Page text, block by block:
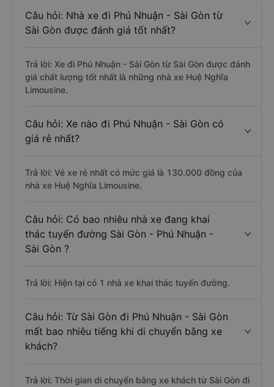
Câu hỏi: Nhà xe đi Phú Nhuận - Sài Gòn từ
Sài Gòn được đánh giá tốt nhất?
Trả lời: Xe đi Phú Nhuận - Sài Gòn từ Sài Gòn được đánh
giá chất lượng tốt nhất là những nhà xe Huệ Nghĩa
Limousine.
Câu hỏi: Xe nào đi Phú Nhuận - Sài Gòn có
giá rẻ nhất?
Trả lời: Vé xe rẻ nhất có mức giá là 130.000 đồng của
nhà xe Huệ Nghĩa Limousine.
Câu hỏi: Có bao nhiêu nhà xe đang khai
thác tuyến đường Sài Gòn - Phú Nhuận -
Sài Gòn ?
Trả lời: Hiện tại có 1 nhà xe khai thác tuyến đường.
Câu hỏi: Từ Sài Gòn đi Phú Nhuận - Sài Gòn
mất bao nhiêu tiếng khi di chuyển bằng xe
khách?
Trả lời: Thời gian di chuyển bằng xe khách từ Sài Gòn đi